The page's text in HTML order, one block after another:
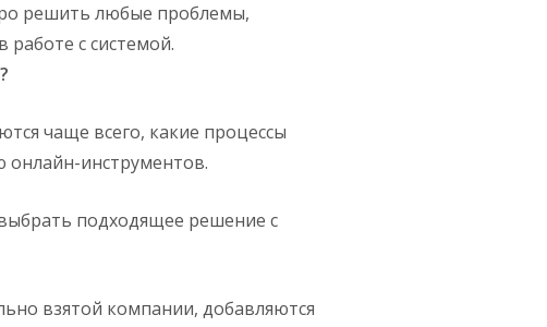
решить любые проблемы,
с системой.
чаще всего, какие процессы
инструментов.
подходящее решение с
взятой компании, добавляются